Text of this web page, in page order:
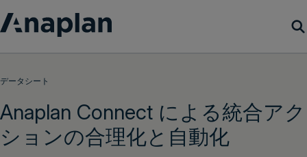
カスタマーサクセス
リソース
データシート
Anaplan Connect による統合アク
ションの合理化と自動化